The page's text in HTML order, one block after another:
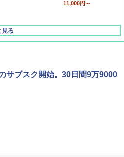
11,000円～
見る
サブスク開始。30日間9万9000